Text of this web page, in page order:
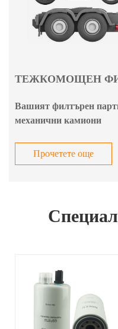
ТЕЖКОМОЩЕН
Вашият филтърен
механични камиони
Прочетете още